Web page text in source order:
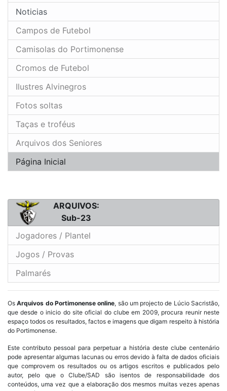
Noticias
Campos de Futebol
Camisolas do Portimonense
Cromos de Futebol
Ilustres Alvinegros
Fotos soltas
Taças e troféus
Arquivos dos Seniores
Página Inicial
ARQUIVOS:
Sub-23
Jogadores / Plantel
Jogos / Provas
Palmarés
OsArquivos do Portimonense online, são um projecto de Lúcio Sacristão,
que desde o inicio do site oficial do clube em 2009, procura reunir neste
espaço todos os resultados, factos e imagens que digam respeito à história
do Portimonense.
Este contributo pessoal para perpetuar a história deste clube centenário
pode apresentar algumas lacunas ou erros devido à falta de dados oficiais
que comprovem os resultados ou os artigos escritos e publicados pelo
autor, pelo que o Clube/SAD são isentos de responsabilidade dos
conteúdos, uma vez que a elaboração dos mesmos muitas vezes apenas